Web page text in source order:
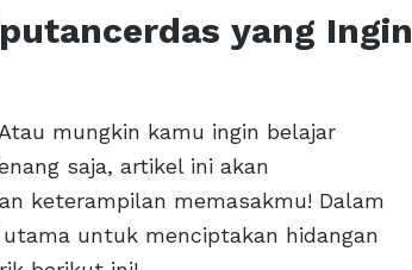
yang Ingin
mungkin kamu ingin belajar
saja, artikel ini akan
keterampilan memasakmu! Dalam
untuk menciptakan hidangan